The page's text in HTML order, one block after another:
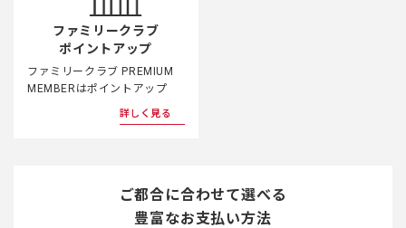
ファミリークラブ
ポイントアップ
ファミリークラブ PREMIUM
MEMBERはポイントアップ
詳しく見る
ご都合に合わせて選べる
豊富なお支払い方法